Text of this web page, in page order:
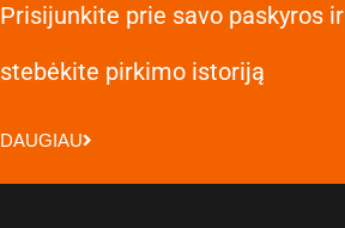
Prisijunkite prie savo paskyros ir
stebėkite pirkimo istoriją
DAUGIAU